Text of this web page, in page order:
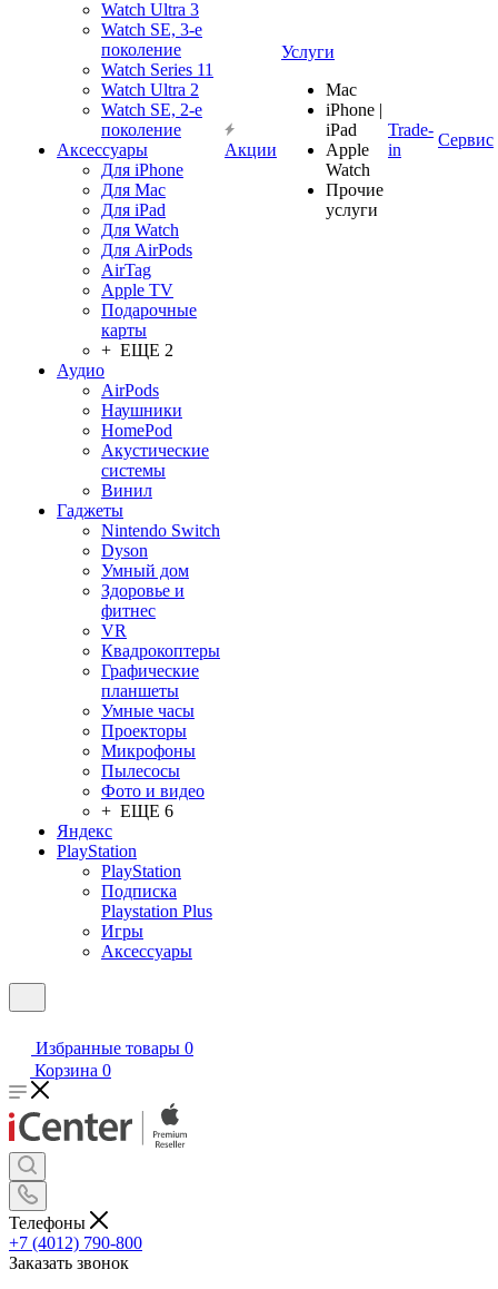
Watch Ultra 3
Watch SE, 3-е
поколение
Watch Series 11
Watch Ultra 2
Watch SE, 2-е
поколение
Аксессуары
Для iPhone
Для Mac
Для iPad
Для Watch
Для AirPods
AirTag
Apple TV
Подарочные
карты
+ ЕЩЕ 2
Аудио
AirPods
Наушники
HomePod
Акустические
системы
Винил
Гаджеты
Nintendo Switch
Dyson
Умный дом
Здоровье и
фитнес
VR
Квадрокоптеры
Графические
планшеты
Умные часы
Проекторы
Микрофоны
Пылесосы
Фото и видео
+ ЕЩЕ 6
Яндекс
PlayStation
PlayStation
Подписка
Playstation Plus
Игры
Аксессуары
Акции
Услуги
Mac
iPhone |
iPad
Apple
Watch
Прочие
услуги
Trade-
in
Сервис
Избранные товары 0
Корзина 0
Телефоны
+7 (4012) 790-800
Заказать звонок